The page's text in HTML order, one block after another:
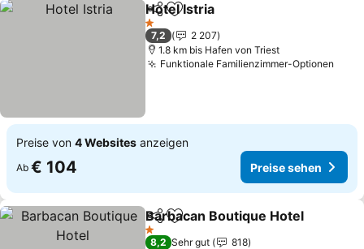
TeilenZu Favoriten hinzufügen
Hotel Istria
1 Sterne
7,2
2 207
1.8 km bis Hafen von Triest
Funktionale Familienzimmer-Optionen
Preise von 4 Websites anzeigen
Ab € 104 Preise sehen
TeilenZu Favoriten hinzufügen
Barbacan Boutique Hotel
1 Sterne
8,2 Sehr gut
818